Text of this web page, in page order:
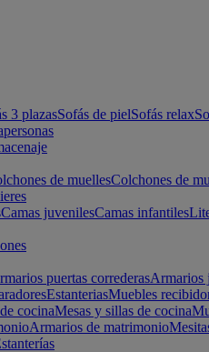
3 plazasSofás de pielSofás relax
de muellesColchones de
Camas juvenilesCamas infantiles
puertas correderasArmarios
EstanteriasMuebles
cocinaMesas y sillas de cocina
Armarios de matrimonio